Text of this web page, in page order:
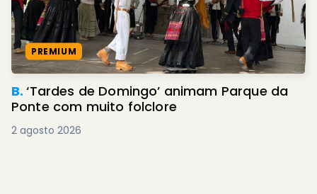
PREMIUM
B.‘Tardes de Domingo’ animam Parque da
Ponte com muito folclore
2 agosto 2026